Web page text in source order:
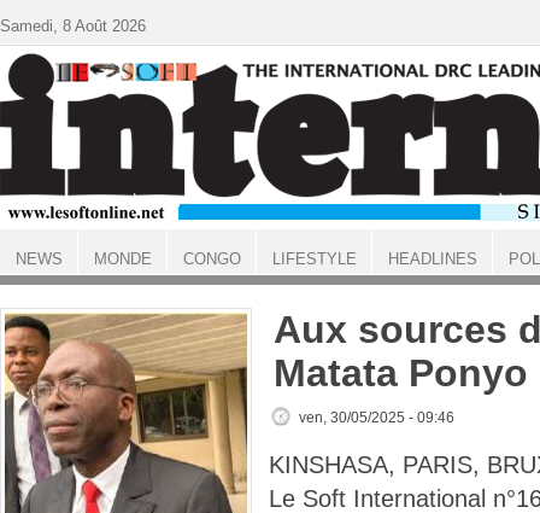
ACCUEIL
Aux sources
Matata Ponyo
ven, 30/05/2025 - 09:46
KINSHASA, PARIS,
Le Soft International
Samedi, 8 Août 2026
NEWS MONDE CONGO LIFESTYLE HEADLINES